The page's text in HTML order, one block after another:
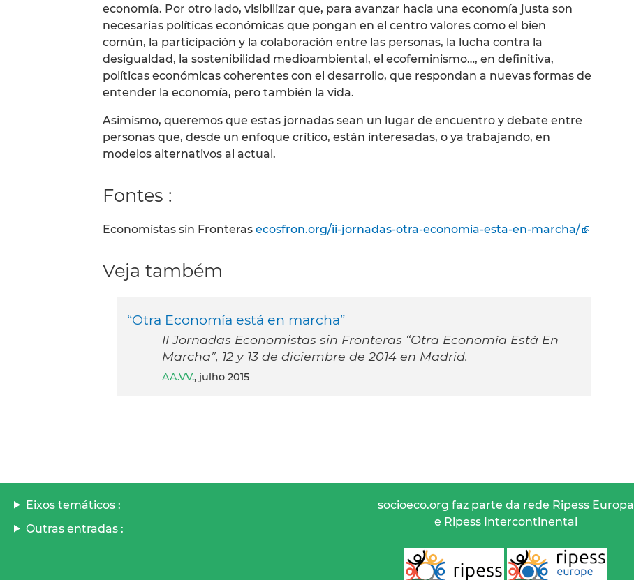
economía. Por otro lado, visibilizar que, para avanzar hacia una economía justa son
necesarias políticas económicas que pongan en el centro valores como el bien
común, la participación y la colaboración entre las personas, la lucha contra la
desigualdad, la sostenibilidad medioambiental, el ecofeminismo…, en definitiva,
políticas económicas coherentes con el desarrollo, que respondan a nuevas formas de
entender la economía, pero también la vida.
Asimismo, queremos que estas jornadas sean un lugar de encuentro y debate entre
personas que, desde un enfoque crítico, están interesadas, o ya trabajando, en
modelos alternativos al actual.
Fontes :
Economistas sin Fronteras ecosfron.org/ii-jornadas-otra-economia-esta-en-marcha/
Veja também
“Otra Economía está en marcha”
II Jornadas Economistas sin Fronteras “Otra Economía Está En
Marcha”, 12 y 13 de diciembre de 2014 en Madrid.
AA.VV., julho 2015
Eixos temáticos :
Outras entradas :
socioeco.org faz parte da rede Ripess Europa
e Ripess Intercontinental